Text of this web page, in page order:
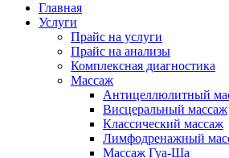
жизнь"Главная
Услуги
Прайс на услуги
Прайс на анализы
Комплексная диагностика
Массаж
Антицеллюлитный
Висцеральный массаж
Классический массаж
Лимфодренажный
Массаж Гуа-Ша